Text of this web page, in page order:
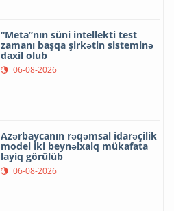
“Meta”nın süni intellekti test
zamanı başqa şirkətin sisteminə
daxil olub
06-08-2026
Azərbaycanın rəqəmsal idarəçilik
model iki beynəlxalq mükafata
layiq görülüb
06-08-2026